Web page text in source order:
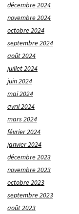
décembre 2024
novembre 2024
octobre 2024
septembre 2024
août 2024
juillet 2024
juin 2024
mai 2024
avril 2024
mars 2024
février 2024
janvier 2024
décembre 2023
novembre 2023
octobre 2023
septembre 2023
août 2023